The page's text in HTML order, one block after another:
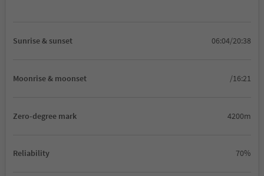
Sunrise & sunset 06:04/20:38
Moonrise & moonset /16:21
Zero-degree mark 4200m
Reliability 70%